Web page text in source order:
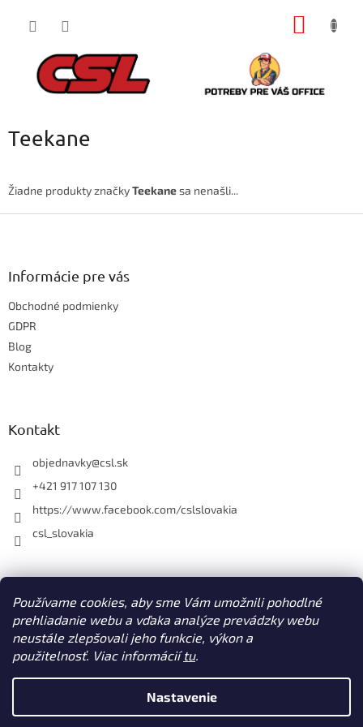
Používame cookies, aby sme Vám umožnili pohodlné
prehliadanie webu a vďaka analýze prevádzky webu
neustále zlepšovali jeho funkcie, výkon a
použitelnosť. Viac informáciítu.
Nastavenie
Teekane
Žiadne produkty značkyTeekanesa nenašli...
Z
Informácie pre vás
Obchodné podmienky
GDPR
Blog
Kontakty
Kontakt
objednavky@csl.sk
+421 917 107 130
https://www.facebook.com/cslslovakia
csl_slovakia
Facebook